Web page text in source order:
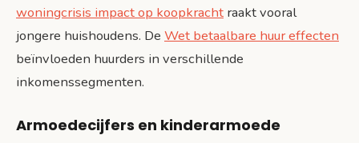
woningcrisis impact op koopkracht raakt vooral
jongere huishoudens. De Wet betaalbare huur effecten
beïnvloeden huurders in verschillende
inkomenssegmenten.
Armoedecijfers en kinderarmoede